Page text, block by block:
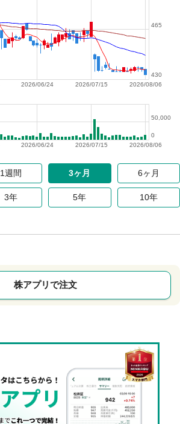
2026/08/06
2026/07/15
2026/06/24
430
465
2026/08/06
2026/07/15
2026/06/24
0
50,000
1週間 3ヶ月 6ヶ月
3年 5年 10年
株アプリで注文